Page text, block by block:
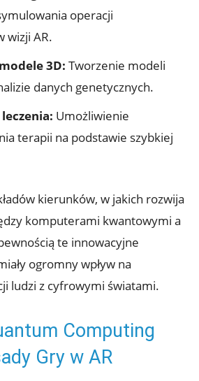
operacji
wizji AR.
3D: Tworzenie modeli
danych genetycznych.
Umożliwienie
terapii na podstawie szybkiej
kierunków, w jakich rozwija
komputerami kwantowymi a
te innowacyjne
ogromny wpływ na
ludzi z cyfrowymi światami.
Computing
Gry w AR